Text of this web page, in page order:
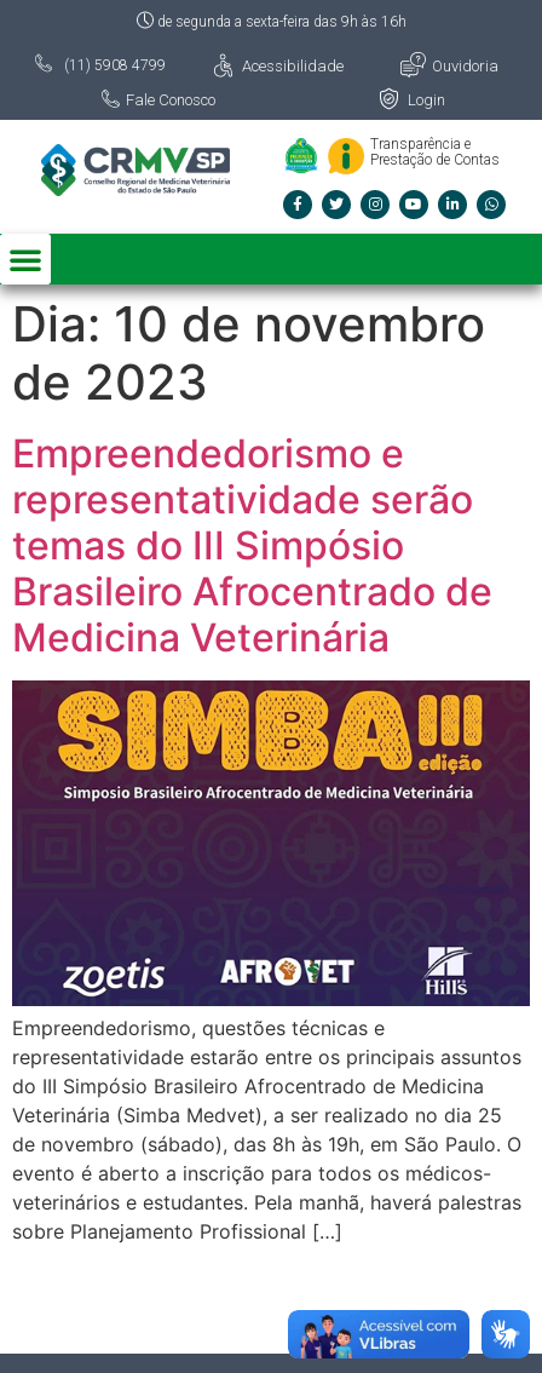
de segunda a sexta-feira das 9h às 16h
(11) 5908 4799 Acessibilidade
Ouvidoria
Fale Conosco
Login
Transparência e
Prestação de Contas
Dia: 10 de novembro
de 2023
Empreendedorismo e
representatividade serão
temas do III Simpósio
Brasileiro Afrocentrado de
Medicina Veterinária
Empreendedorismo, questões técnicas e
representatividade estarão entre os principais assuntos
do III Simpósio Brasileiro Afrocentrado de Medicina
Veterinária (Simba Medvet), a ser realizado no dia 25
de novembro (sábado), das 8h às 19h, em São Paulo. O
evento é aberto a inscrição para todos os médicos-
veterinários e estudantes. Pela manhã, haverá palestras
sobre Planejamento Profissional […]